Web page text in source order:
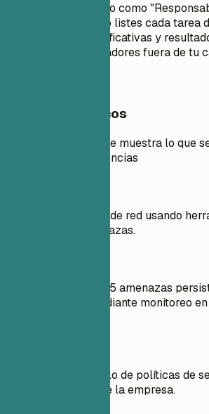
Evita lenguaje pasivo como
"Encargado de...". No listes cada tarea
contribuciones significativas y
jerga que los reclutadores fuera de tu
Ejemplos prácticos
Ejemplo práctico que muestra lo que
hacer en las experiencias
Monitoreé el tráfico de red usando
para detectar amenazas.
Identifiqué y mitigé 15 amenazas
(APT) en un año mediante monitoreo
Asistí en el desarrollo de políticas de
infraestructura TI de la empresa.